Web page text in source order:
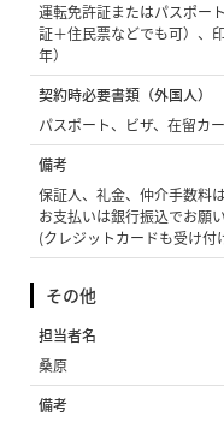
運転免許証またはパスポー
証＋住民票などでも可）、
年）
契約時必要書類（外国人）
パスポート、ビザ、在留カ
備考
保証人、礼金、仲介手数料
お支払いは銀行振込でお願い
(クレジットカードも受け付
その他
担当者名
桑原
備考